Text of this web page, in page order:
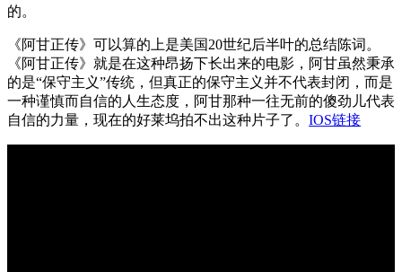
的。
《阿甘正传》可以算的上是美国20世纪后半叶的总结陈词。
《阿甘正传》就是在这种昂扬下长出来的电影，阿甘虽然秉承
的是“保守主义”传统，但真正的保守主义并不代表封闭，而是
一种谨慎而自信的人生态度，阿甘那种一往无前的傻劲儿代表
自信的力量，现在的好莱坞拍不出这种片子了。 IOS链接